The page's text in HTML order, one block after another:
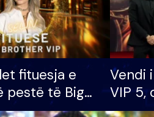
fituesja e
pestë të Big
rrëmben
Vendi
VIP 5,